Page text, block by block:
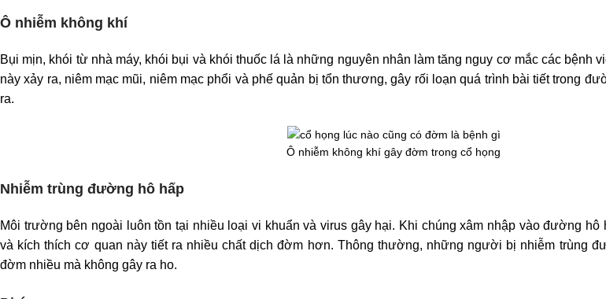
Ô nhiễm không khí
Bụi mịn, khói từ nhà máy, khói bụi và khói thuốc lá là những nguyên nhân làm tăng nguy cơ mắc các bệnh
này xảy ra, niêm mạc mũi, niêm mạc phổi và phế quản bị tổn thương, gây rối loạn quá trình bài tiết trong
ra.
Ô nhiễm không khí gây đờm trong cổ họng
Nhiễm trùng đường hô hấp
Môi trường bên ngoài luôn tồn tại nhiều loại vi khuẩn và virus gây hại. Khi chúng xâm nhập vào đường
và kích thích cơ quan này tiết ra nhiều chất dịch đờm hơn. Thông thường, những người bị nhiễm trùng
đờm nhiều mà không gây ra ho.